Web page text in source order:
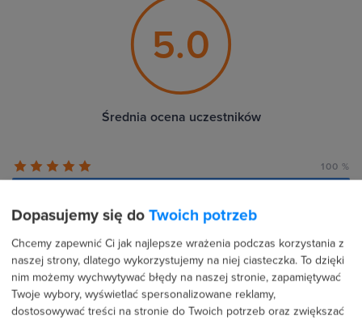
5.0
Średnia ocena uczestników
100 %
0 %
Dopasujemy się do Twoich potrzeb
Chcemy zapewnić Ci jak najlepsze wrażenia podczas korzystania z
naszej strony, dlatego wykorzystujemy na niej ciasteczka. To dzięki
nim możemy wychwytywać błędy na naszej stronie, zapamiętywać
Twoje wybory, wyświetlać spersonalizowane reklamy,
dostosowywać treści na stronie do Twoich potrzeb oraz zwiększać